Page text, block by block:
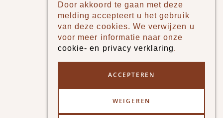
Pudilo
Over ons
Algemene voorwaarden
Klantenservice - Ruilen & Retourneren
Door akkoord te gaan met deze
melding accepteert u het gebruik
van deze cookies. We verwijzen u
voor meer informatie naar onze
cookie- en privacy verklaring.
ACCEPTEREN
WEIGEREN